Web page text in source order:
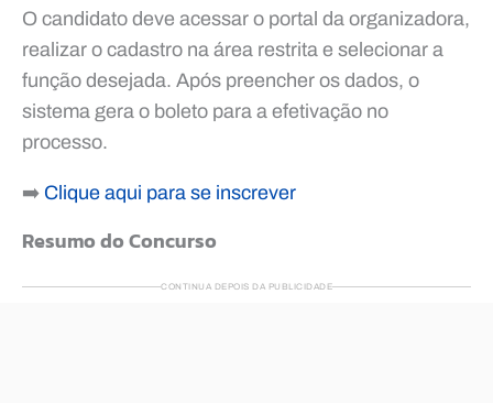
O candidato deve acessar o portal da organizadora,
realizar o cadastro na área restrita e selecionar a
função desejada. Após preencher os dados, o
sistema gera o boleto para a efetivação no
processo.
➡️ Clique aqui para se inscrever
Resumo do Concurso
CONTINUA DEPOIS DA PUBLICIDADE